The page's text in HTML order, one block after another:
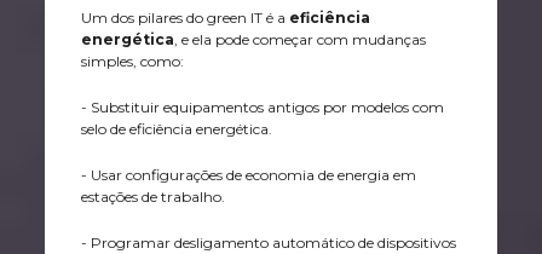
Um dos pilares do green IT é a eficiência
energética, e ela pode começar com mudanças
simples, como:
- Substituir equipamentos antigos por modelos com
selo de eficiência energética.
- Usar configurações de economia de energia em
estações de trabalho.
- Programar desligamento automático de dispositivos